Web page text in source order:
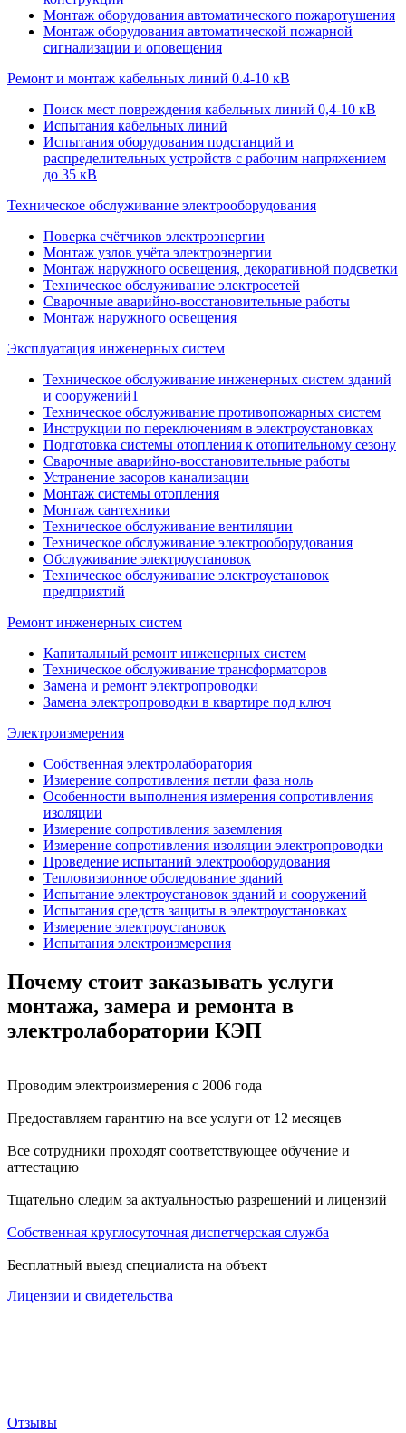
Монтаж оборудования автоматического пожаротушения
Монтаж оборудования автоматической пожарной
сигнализации и оповещения
Ремонт и монтаж кабельных линий 0.4-10 кВ
Поиск мест повреждения кабельных линий 0,4-10 кВ
Испытания кабельных линий
Испытания оборудования подстанций и
распределительных устройств с рабочим напряжением
до 35 кВ
Техническое обслуживание электрооборудования
Поверка счётчиков электроэнергии
Монтаж узлов учёта электроэнергии
Монтаж наружного освещения, декоративной подсветки
Техническое обслуживание электросетей
Сварочные аварийно-восстановительные работы
Монтаж наружного освещения
Эксплуатация инженерных систем
Техническое обслуживание инженерных систем зданий
и сооружений1
Техническое обслуживание противопожарных систем
Инструкции по переключениям в электроустановках
Подготовка системы отопления к отопительному сезону
Сварочные аварийно-восстановительные работы
Устранение засоров канализации
Монтаж системы отопления
Монтаж сантехники
Техническое обслуживание вентиляции
Техническое обслуживание электрооборудования
Обслуживание электроустановок
Техническое обслуживание электроустановок
предприятий
Ремонт инженерных систем
Капитальный ремонт инженерных систем
Техническое обслуживание трансформаторов
Замена и ремонт электропроводки
Замена электропроводки в квартире под ключ
Электроизмерения
Собственная электролаборатория
Измерение сопротивления петли фаза ноль
Особенности выполнения измерения сопротивления
изоляции
Измерение сопротивления заземления
Измерение сопротивления изоляции электропроводки
Проведение испытаний электрооборудования
Тепловизионное обследование зданий
Испытание электроустановок зданий и сооружений
Испытания средств защиты в электроустановках
Измерение электроустановок
Испытания электроизмерения
Почему стоит заказывать услуги
монтажа, замера и ремонта в
электролаборатории КЭП
Проводим электроизмерения с 2006 года
Предоставляем гарантию на все услуги от 12 месяцев
Все сотрудники проходят соответствующее обучение и
аттестацию
Тщательно следим за актуальностью разрешений и лицензий
Собственная круглосуточная диспетчерская служба
Бесплатный выезд специалиста на объект
Лицензии и свидетельства
Отзывы